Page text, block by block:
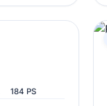
184 PS